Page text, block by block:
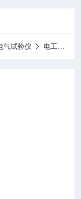
气试验仪 电工套管冲击试验机